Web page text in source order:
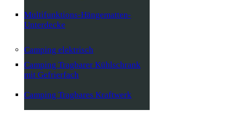
Multifunktions-Hängematten-
Unterdecke
Camping elektrisch
Camping Tragbarer Kühlschrank
mit Gefrierfach
Camping Tragbares Kraftwerk